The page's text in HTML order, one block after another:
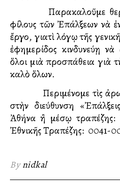
Παρακαλοῦμε
φίλους τῶν Ἐπάλξεων νὰ
ἔργο, γιατὶ λόγῳ τῆς
ἐφημερίδος κινδυνεύῃ
ὅλοι μιὰ προσπάθεια γιὰ
καλὸ ὅλων.
Περιμένομε τὶς
στὴν διεύθυνση
Ἀθήνα ἢ μέσῳ τραπέζης:
Ἐθνικῆς Τραπέζης: 0041-
Bynidkal